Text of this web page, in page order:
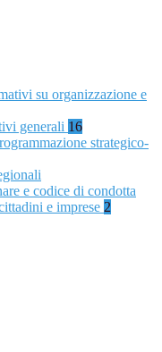
su organizzazione e
generali 16
strategico-
e codice di condotta
e imprese 2